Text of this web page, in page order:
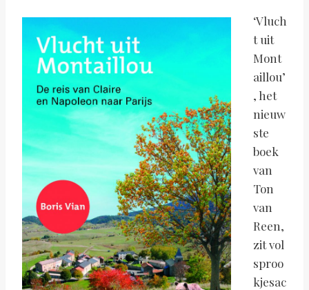
‘Vluch
t uit
Mont
aillou’
, het
nieuw
ste
boek
van
Ton
van
Reen,
zit vol
sproo
kjesac